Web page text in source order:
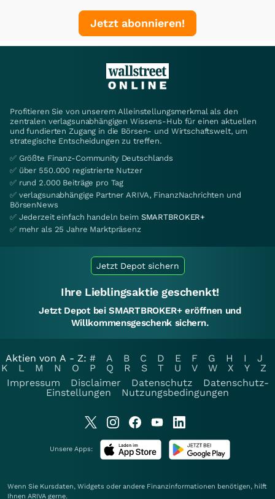
Jetzt abonnieren!
Profitieren Sie von unserem Alleinstellungsmerkmal als den
zentralen verlagsunabhängigen Wissens-Hub für einen aktuellen
und fundierten Zugang in die Börsen- und Wirtschaftswelt, um
strategische Entscheidungen zu treffen.
✅ Größte Finanz-Community Deutschlands
✅ über 550.000 registrierte Nutzer
✅ rund 2.000 Beiträge pro Tag
✅ verlagsunabhängige Partner ARIVA, FinanzNachrichten und
BörsenNews
✅ Jederzeit einfach handeln beim SMARTBROKER+
✅ mehr als 25 Jahre Marktpräsenz
Jetzt Depot sichern
Ihre Lieblingsaktie geschenkt!
Jetzt Depot bei SMARTBROKER+ eröffnen und
Willkommensgeschenk sichern.
Aktien von A - Z: # A B C D E F G H I
J
K
L M N O P Q R S T U V W X Y
Z
Impressum
Disclaimer Datenschutz
Datenschutz-
Einstellungen
Nutzungsbedingungen
Unsere Apps:
Wenn Sie Kursdaten, Widgets oder andere Finanzinformationen benötigen, hilft
Ihnen ARIVA gerne.